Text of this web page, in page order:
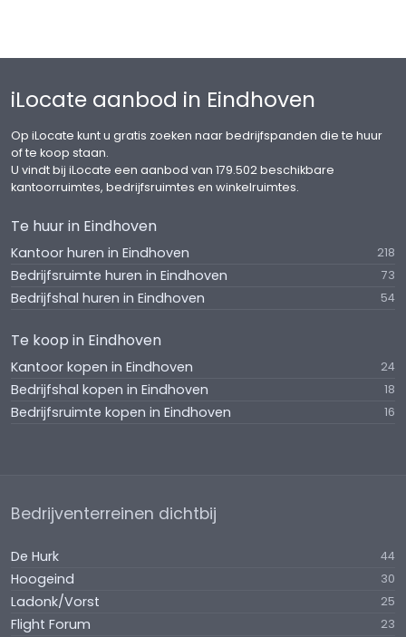
iLocate aanbod in Eindhoven
Op iLocate kunt u gratis zoeken naar bedrijfspanden die te huur
of te koop staan.
U vindt bij iLocate een aanbod van 179.502 beschikbare
kantoorruimtes, bedrijfsruimtes en winkelruimtes.
Te huur in Eindhoven
Kantoor huren in Eindhoven 218
Bedrijfsruimte huren in Eindhoven 73
Bedrijfshal huren in Eindhoven 54
Te koop in Eindhoven
Kantoor kopen in Eindhoven 24
Bedrijfshal kopen in Eindhoven 18
Bedrijfsruimte kopen in Eindhoven 16
Bedrijventerreinen dichtbij
De Hurk 44
Hoogeind 30
Ladonk/Vorst 25
Flight Forum 23